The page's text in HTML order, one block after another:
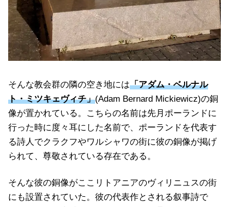
そんな教会群の隣の空き地には「アダム・ベルナル
ト・ミツキェヴィチ」(Adam Bernard Mickiewicz)の銅
像が置かれている。こちらの名前は先月ポーランドに
行った時に度々耳にした名前で、ポーランドを代表す
る詩人でクラクフやワルシャワの街に彼の銅像が掲げ
られて、尊敬されている存在である。
そんな彼の銅像がここリトアニアのヴィリニュスの街
にも設置されていた。彼の代表作とされる叙事詩で